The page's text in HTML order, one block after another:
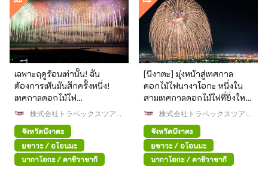
เฉพาะฤดูร้อนเท่านั้น! ฉัน
ต้องการเห็นมันสักครั้งหนึ่ง!
เทศกาลดอกไม้ไฟ
Kashiwazaki ซึ่งเป็นหนึ่งใน
ยิ่งใหญ่ที่สุดของเอจิโกะ มีการ
แสดงดอกไม้ไฟที่สวยงาม
ตระการตากว่า 15,000 นัด
เหนือท้องทะเล
株式会社トラベックスツアー
จังหวัดนีงาตะ
ยูซาวะ / อุโอนุมะ
นากาโอกะ / คาชิวาซากิ
[นีงาตะ] มุ่งหน้าสู่เทศกาล
ดอกไม้ไฟนางาโอกะ หนึ่งใน
สามเทศกาลดอกไม้ไฟที่ยิ่งใหญ่
ที่สุดของประเทศญี่ปุ่น! แผน
2 วัน♪
株式会社トラベックスツアー
จังหวัดนีงาตะ
ยูซาวะ / อุโอนุมะ
นากาโอกะ / คาชิวาซากิ